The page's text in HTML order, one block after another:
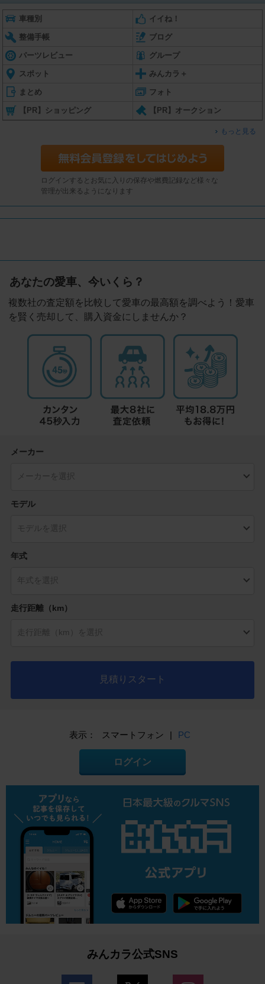
車種別 イイね！
整備手帳 ブログ
パーツレビュー グループ
スポット みんカラ＋
まとめ フォト
【PR】ショッピング 【PR】オークション
もっと見る
ログインするとお気に入りの保存や燃費記録など様々な
管理が出来るようになります
あなたの愛車、今いくら？
複数社の査定額を比較して愛車の最高額を調べよう！愛車
を賢く売却して、購入資金にしませんか？
メーカー
モデル
年式
走行距離（km）
見積りスタート
表示： スマートフォン | PC
ログイン
みんカラ公式SNS